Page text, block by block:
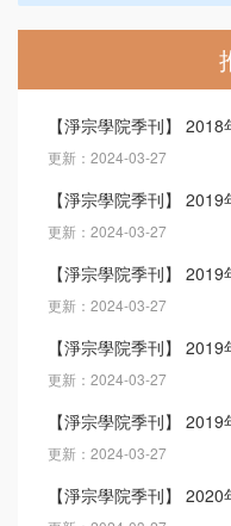
【淨宗學院季刊】
更新：2024-03-27
【淨宗學院季刊】 2019
更新：2024-03-27
【淨宗學院季刊】 2019
更新：2024-03-27
【淨宗學院季刊】 2019
更新：2024-03-27
【淨宗學院季刊】 2019
更新：2024-03-27
【淨宗學院季刊】 2020